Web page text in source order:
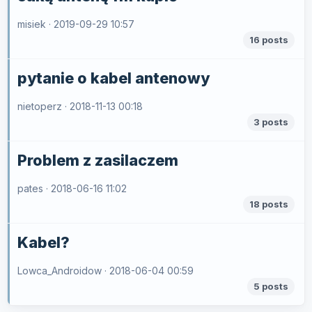
misiek · 2019-09-29 10:57
16 posts
pytanie o kabel antenowy
nietoperz · 2018-11-13 00:18
3 posts
Problem z zasilaczem
pates · 2018-06-16 11:02
18 posts
Kabel?
Lowca_Androidow · 2018-06-04 00:59
5 posts